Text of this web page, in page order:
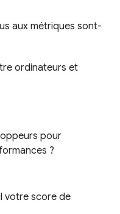
aux métriques sont-
ordinateurs et
pour
?
votre score de